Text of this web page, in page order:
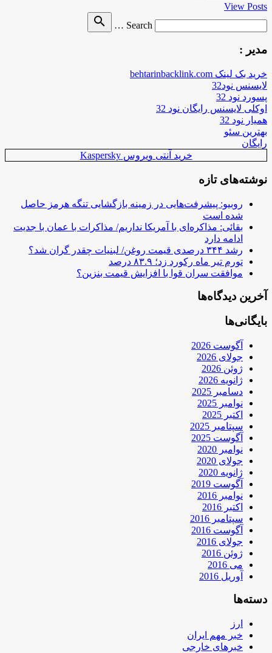
View Posts
Search …
search
مدیر :
خرید بک لینک behtarinbacklink.com
لایسنس نود32
پسورد نود 32
اوکلی لایسنس رایگان نود 32
همیار نود 32
بهترین سئو
رایگان
خرید آنتی ویروس Kaspersky
نوشته‌های تازه
روبیو: پیشرفت‌هایی در زمینه بازگشایی تنگه هرمز حاصل
شده است
بقائی: مذاکره‌ای با آمریکا نداریم/ مذاکرات با عمان با جدیت
ادامه دارد
رشد ۳۴۴ درصدی قیمت روغن/ لبنیات چقدر گران شد؟
تورم تیر ماه رکورد زد؛ ۸۳.۹ درصد
موافقت سران قوا با افزایش قیمت بنزین؟
آخرین دیدگاه‌ها
بایگانی‌ها
آگوست 2026
جولای 2026
ژوئن 2026
ژانویه 2026
دسامبر 2025
نوامبر 2025
اکتبر 2025
سپتامبر 2025
آگوست 2025
نوامبر 2020
جولای 2020
ژانویه 2020
آگوست 2019
نوامبر 2016
اکتبر 2016
سپتامبر 2016
آگوست 2016
جولای 2016
ژوئن 2016
می 2016
آوریل 2016
دسته‌ها
ارز
خبر مهم ایران
خبرهای خارجی